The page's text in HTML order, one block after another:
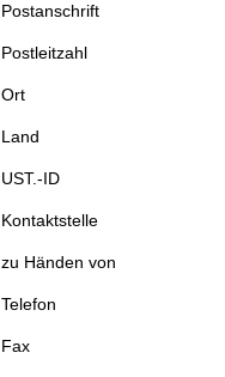
Postanschrift
Postleitzahl
Ort
Land
UST.-ID
Kontaktstelle
zu Händen von
Telefon
Fax